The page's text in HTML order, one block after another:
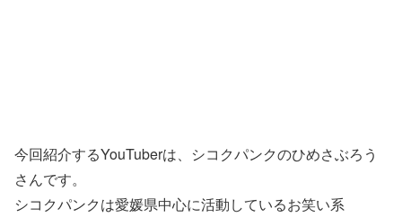
今回紹介するYouTuberは、シコクパンクのひめさぶろう
さんです。
シコクパンクは愛媛県中心に活動しているお笑い系